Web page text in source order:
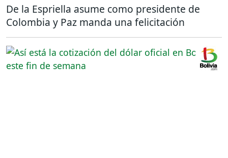
De la Espriella asume como presidente de
Colombia y Paz manda una felicitación